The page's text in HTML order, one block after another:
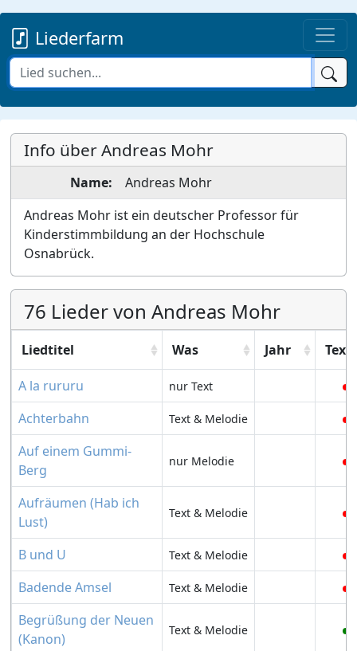
Liederfarm
Info über Andreas Mohr
Name: Andreas Mohr
Andreas Mohr ist ein deutscher Professor für
Kinderstimmbildung an der Hochschule
Osnabrück.
76 Lieder von Andreas Mohr
Liedtitel Was Jahr Text
A la rururu nur Text
Achterbahn Text & Melodie
Auf einem Gummi-
Berg
nur Melodie
Aufräumen (Hab ich
Lust)
Text & Melodie
B und U Text & Melodie
Badende Amsel Text & Melodie
Begrüßung der Neuen
(Kanon)
Text & Melodie